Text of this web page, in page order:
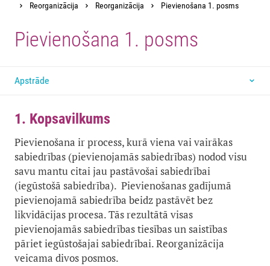
Reorganizācija
Reorganizācija Pievienošana 1. posms
Pievienošana 1. posms
Apstrāde
1. Kopsavilkums
Pievienošana ir process, kurā viena vai vairākas
sabiedrības (pievienojamās sabiedrības) nodod visu
savu mantu citai jau pastāvošai sabiedrībai
(iegūstošā sabiedrība). Pievienošanas gadījumā
pievienojamā sabiedrība beidz pastāvēt bez
likvidācijas procesa. Tās rezultātā visas
pievienojamās sabiedrības tiesības un saistības
pāriet iegūstošajai sabiedrībai. Reorganizācija
veicama divos posmos.